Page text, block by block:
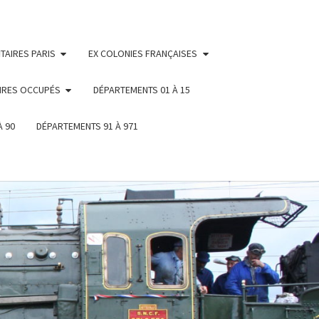
PARIS EX COLONIES FRANÇAISES
OCCUPÉS DÉPARTEMENTS 01 À 15
90 DÉPARTEMENTS 91 À 971